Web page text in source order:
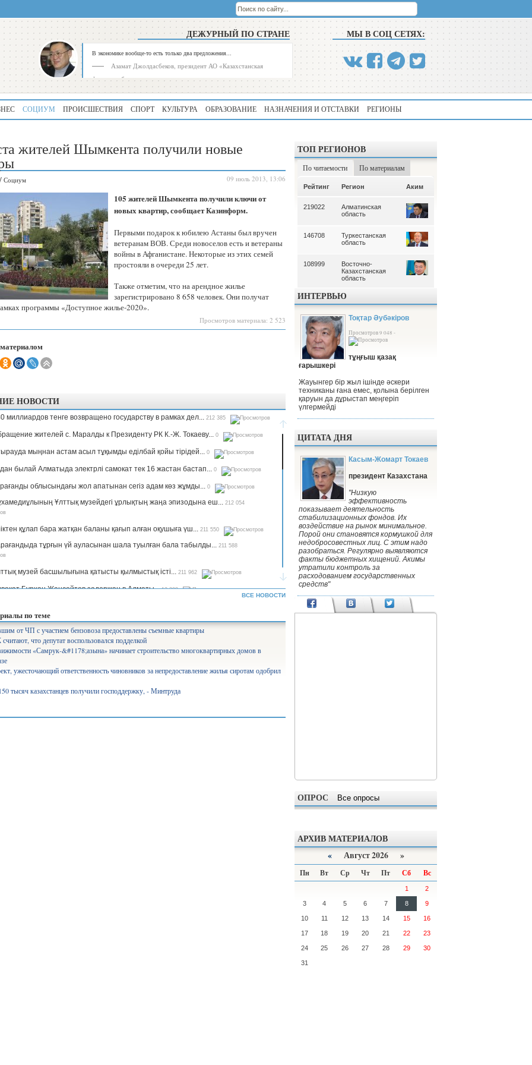
ДЕЖУРНЫЙ ПО СТРАНЕ
В экономике вообще-то есть только два предложения...
Азамат Джолдасбеков, президент АО «Казахстанская
фондовая биржа»
МЫ В СОЦ СЕТЯХ:
СОЦИУМ ПРОИСШЕСТВИЯ СПОРТ КУЛЬТУРА ОБРАЗОВАНИЕ НАЗНАЧЕНИЯ И ОТСТАВКИ РЕГИОНЫ
жителей Шымкента получили новые
/ Социум 09 июль 2013, 13:06
105 жителей Шымкента получили ключи от
новых квартир, сообщает Казинформ.
Первыми подарок к юбилею Астаны был вручен
ветеранам ВОВ. Среди новоселов есть и ветераны
войны в Афганистане. Некоторые из этих семей
простояли в очереди 25 лет.
Также отметим, что на арендное жилье
зарегистрировано 8 658 человек. Они получат
программы «Доступное жилье-2020».
Просмотров материала: 2 523
НОВОСТИ
миллиардов тенге возвращено государству в рамках дел... 212 385
жителей с. Маралды к Президенту РК К.-Ж. Токаеву... 0
мыңнан астам асыл тұқымды еділбай қойы тірідей... 0
былай Алматыда электрлі самокат тек 16 жастан бастап... 0
облысындағы жол апатынан сегіз адам көз жұмды... 0
Ұлттық музейдегі ұрлықтың жаңа эпизодына еш... 212 054
құлап бара жатқан баланы қағып алған оқушыға үш... 211 550
тұрғын үй ауласынан шала туылған бала табылды... 211 588
музей басшылығына қатысты қылмыстық істі... 211 962
Бурхан Жансейтов задержан в Алматы... 13 308
на комуслуги изменятся в Казахстане... 12 653
Аймағамбетов балалардың қауіпсіздігін қамтамасыз...
мектеп». Ұлттық жоба арқылы 582 мектеп бой көтереді...
президенттің үкімет жұмысына қатысты сынына пікір... 7 825
ВСЕ НОВОСТИ
по теме
от ЧП с участием бензовоза предоставлены съемные квартиры
что депутат воспользовался подделкой
«Самрук-&#1178;азына» начинает строительство многоквартирных домов в
ужесточающий ответственность чиновников за непредоставление жилья сиротам одобрил
тысяч казахстанцев получили господдержку, - Минтруда
ТОП РЕГИОНОВ
По читаемости По материалам
Алматинская
область
195
Туркестанская
область
180
Северо-
Рейтинг Регион Аким
219022
Алматинская
область
146708
Туркестанская
область
108999
Восточно-
Казахстанская
область
ИНТЕРВЬЮ
Тоқтар Әубәкіров
Просмотров 9 048 -
тұңғыш қазақ
ғарышкері
Жауынгер бір жыл ішінде әскери
техниканы ғана емес, қолына берілген
қаруын да дұрыстап меңгеріп
үлгермейді
ЦИТАТА ДНЯ
Касым-Жомарт Токаев
президент Казахстана
"Низкую
эффективность
показывает деятельность
стабилизационных фондов. Их
воздействие на рынок минимальное.
Порой они становятся кормушкой для
недобросовестных лиц. С этим надо
разобраться. Регулярно выявляются
факты бюджетных хищений. Акимы
утратили контроль за
расходованием государственных
средств"
ОПРОС Все опросы
АРХИВ МАТЕРИАЛОВ
«Август 2026 »
Пн Вт Ср Чт Пт Сб Вс
1 2
3 4 5 6 7 8 9
10 11 12 13 14 15 16
17 18 19 20 21 22 23
24 25 26 27 28 29 30
31